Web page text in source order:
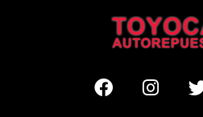
Facebook